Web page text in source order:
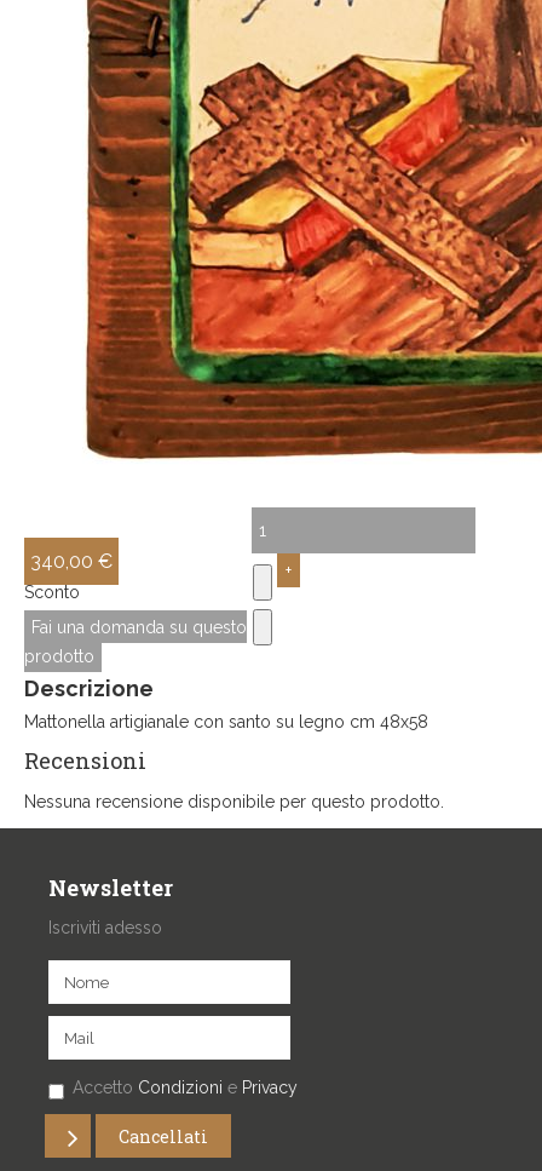
340,00 €
Sconto
Fai una domanda su questo
prodotto
Descrizione
Mattonella artigianale con santo su legno cm 48x58
Recensioni
Nessuna recensione disponibile per questo prodotto.
Newsletter
Iscriviti adesso
Accetto Condizioni e Privacy